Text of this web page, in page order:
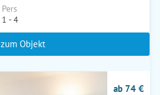
Pers
1 - 4
zum Objekt
ab 74 €